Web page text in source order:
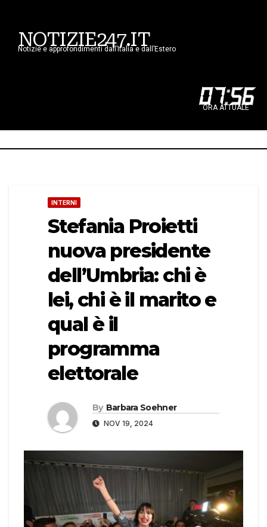
NOTIZIE247.IT
Notizie e approfondimenti dall’Italia e dall’Estero
07:56
ORA ATTUALE
INTERNI
Stefania Proietti
nuova presidente
dell’Umbria: chi è
lei, chi è il marito e
qual è il
programma
elettorale
By Barbara Soehner
NOV 19, 2024